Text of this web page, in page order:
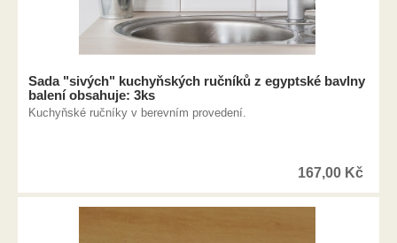
Sada "sivých" kuchyňských ručníků z egyptské bavlny
balení obsahuje: 3ks
Kuchyňské ručníky v berevním provedení.
167,00 Kč